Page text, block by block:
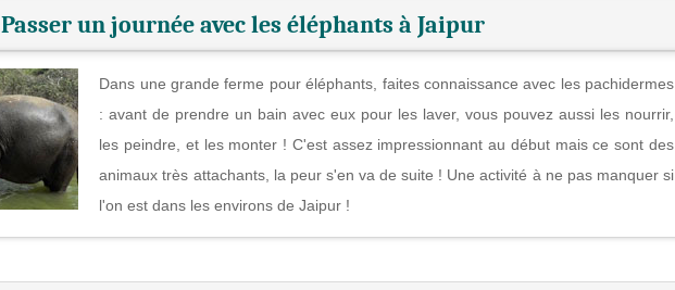
Passer un journée avec les éléphants à Jaipur
Dans une grande ferme pour éléphants, faites connaissance avec les pachidermes
: avant de prendre un bain avec eux pour les laver, vous pouvez aussi les nourrir,
les peindre, et les monter ! C'est assez impressionnant au début mais ce sont des
animaux très attachants, la peur s'en va de suite ! Une activité à ne pas manquer si
l'on est dans les environs de Jaipur !